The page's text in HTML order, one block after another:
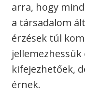
arra, hogy
a társadalom
érzések túl
kifejezhetőek,
érnek.